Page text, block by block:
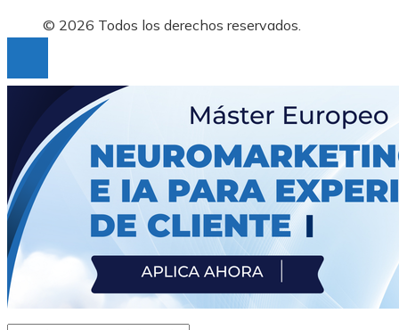
© 2026 Todos los derechos reservados.